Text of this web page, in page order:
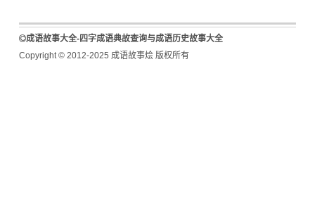
成语故事大全-四字成语典故查询与成语历史故事大全
Copyright © 2012-2025 成语故事烩 版权所有